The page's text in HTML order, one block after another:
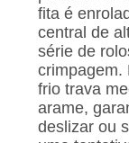
fita é
central de
série de
crimpagem.
frio trava
arame,
deslizar ou